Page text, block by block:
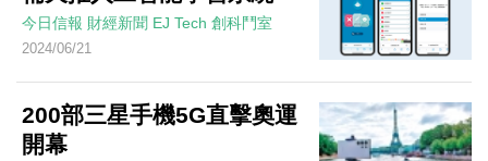
今日信報 財經新聞 EJ Tech 創科鬥室
2024/06/21
200部三星手機5G直擊奧運
開幕